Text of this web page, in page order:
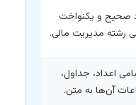
صحیح و یکنواخت
مدیریت مالی.
اعداد، جداول،
آن‌ها به متن.